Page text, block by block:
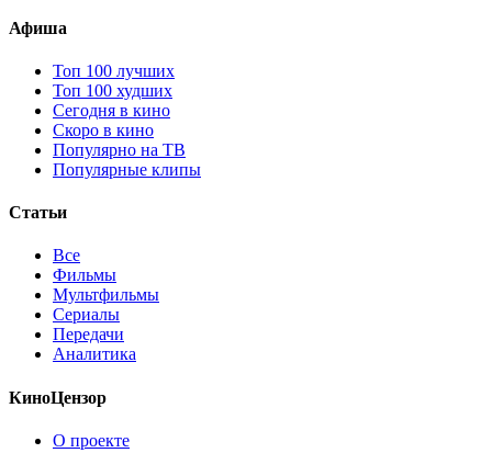
Афиша
Топ 100 лучших
Топ 100 худших
Сегодня в кино
Скоро в кино
Популярно на ТВ
Популярные клипы
Статьи
Все
Фильмы
Мультфильмы
Сериалы
Передачи
Аналитика
КиноЦензор
О проекте